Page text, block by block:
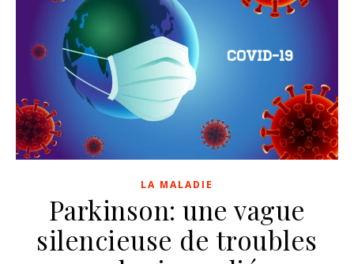
LA MALADIE
Parkinson: une vague
silencieuse de troubles